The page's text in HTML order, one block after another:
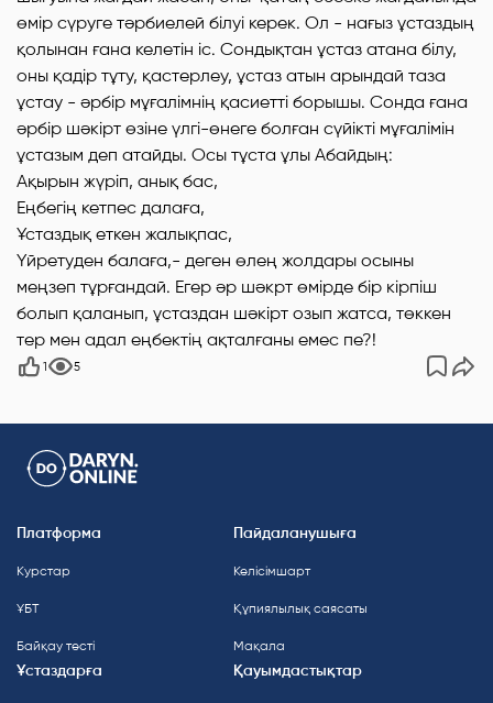
өмір сүруге тәрбиелей білуі керек. Ол - нағыз ұстаздың
қолынан ғана келетін іс. Сондықтан ұстаз атана білу,
оны қадір тұту, қастерлеу, ұстаз атын арындай таза
ұстау - әрбір мұғалімнің қасиетті борышы. Сонда ғана
әрбір шәкірт өзіне үлгі-өнеге болған сүйікті мұғалімін
ұстазым деп атайды. Осы тұста ұлы Абайдың:
Ақырын жүріп, анық бас,
Еңбегің кетпес далаға,
Ұстаздық еткен жалықпас,
Үйретуден балаға,- деген өлең жолдары осыны
меңзеп тұрғандай. Егер әр шәкрт өмірде бір кірпіш
болып қаланып, ұстаздан шәкірт озып жатса, төккен
тер мен адал еңбектің ақталғаны емес пе?!
1 5
Платформа
Курстар
ҰБТ
Байқау тесті
Пайдаланушыға
Келісімшарт
Құпиялылық саясаты
Мақала
Ұстаздарға Қауымдастықтар